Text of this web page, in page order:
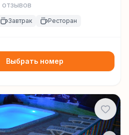
отзывов
Завтрак Ресторан
Выбрать номер